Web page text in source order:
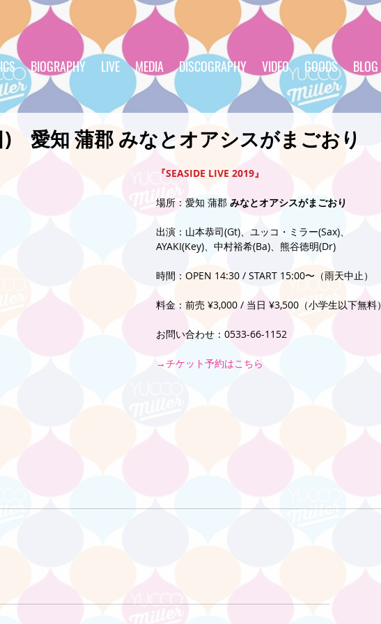
BIOGRAPHY LIVE MEDIA DISCOGRAPHY VIDEO GOODS BLOG
愛知 蒲郡 みなとオアシスがまごおり
『SEASIDE LIVE 2019』
場所：愛知 蒲郡 みなとオアシスがまごおり
出演：山本恭司(Gt)、ユッコ・ミラー(Sax)、
AYAKI(Key)、中村裕希(Ba)、熊谷徳明(Dr)
時間：OPEN 14:30 / START 15:00〜（雨天中止）
料金：前売 ¥3,000 / 当日 ¥3,500（小学生以下無料）
お問い合わせ：0533-66-1152
→チケット予約はこちら